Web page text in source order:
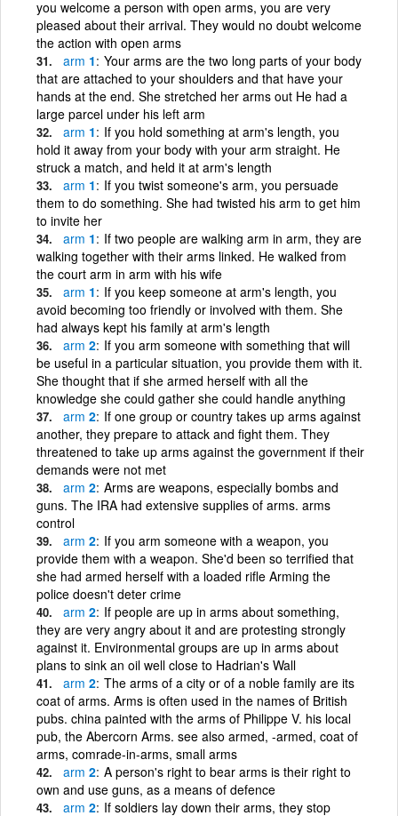
you welcome a person with open arms, you are very
pleased about their arrival. They would no doubt welcome
the action with open arms
arm 1 Your arms are the two long parts of your body
that are attached to your shoulders and that have your
hands at the end. She stretched her arms out He had a
large parcel under his left arm
arm 1 If you hold something at arm's length, you
hold it away from your body with your arm straight. He
struck a match, and held it at arm's length
arm 1 If you twist someone's arm, you persuade
them to do something. She had twisted his arm to get him
to invite her
arm 1 If two people are walking arm in arm, they are
walking together with their arms linked. He walked from
the court arm in arm with his wife
arm 1 If you keep someone at arm's length, you
avoid becoming too friendly or involved with them. She
had always kept his family at arm's length
arm 2 If you arm someone with something that will
be useful in a particular situation, you provide them with it.
She thought that if she armed herself with all the
knowledge she could gather she could handle anything
arm 2 If one group or country takes up arms against
another, they prepare to attack and fight them. They
threatened to take up arms against the government if their
demands were not met
arm 2 Arms are weapons, especially bombs and
guns. The IRA had extensive supplies of arms. arms
control
arm 2 If you arm someone with a weapon, you
provide them with a weapon. She'd been so terrified that
she had armed herself with a loaded rifle Arming the
police doesn't deter crime
arm 2 If people are up in arms about something,
they are very angry about it and are protesting strongly
against it. Environmental groups are up in arms about
plans to sink an oil well close to Hadrian's Wall
arm 2 The arms of a city or of a noble family are its
coat of arms. Arms is often used in the names of British
pubs. china painted with the arms of Philippe V. his local
pub, the Abercorn Arms. see also armed, -armed, coat of
arms, comrade-in-arms, small arms
arm 2 A person's right to bear arms is their right to
own and use guns, as a means of defence
arm 2 If soldiers lay down their arms, they stop